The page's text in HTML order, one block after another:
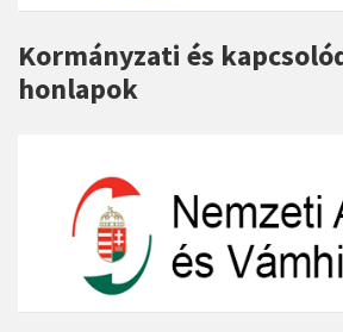
Kormányzati és
honlapok